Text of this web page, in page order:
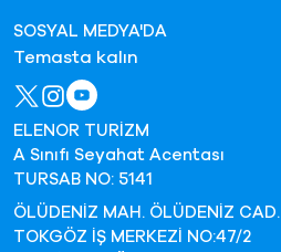
SOSYAL MEDYA'DA
Temasta kalın
ELENOR TURİZM
A Sınıfı Seyahat Acentası
TURSAB NO: 5141
ÖLÜDENİZ MAH. ÖLÜDENİZ CAD.
TOKGÖZ İŞ MERKEZİ NO:47/2